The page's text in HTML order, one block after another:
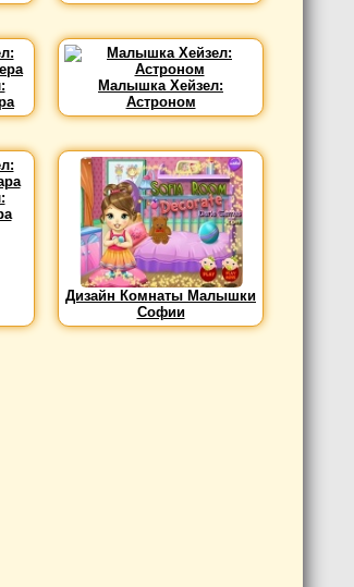
Малышка Хейзел:
Астроном
Дизайн Комнаты Малышки
Софии